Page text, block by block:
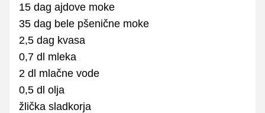
15 dag ajdove moke
35 dag bele pšenične moke
2,5 dag kvasa
0,7 dl mleka
2 dl mlačne vode
0,5 dl olja
žlička sladkorja